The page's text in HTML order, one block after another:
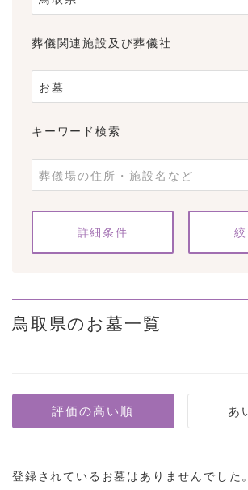
葬儀関連施設及び葬儀社
キーワード検索
条件をクリア
詳細条件
鳥取県のお墓一覧
登録されているお墓はありませんでした。